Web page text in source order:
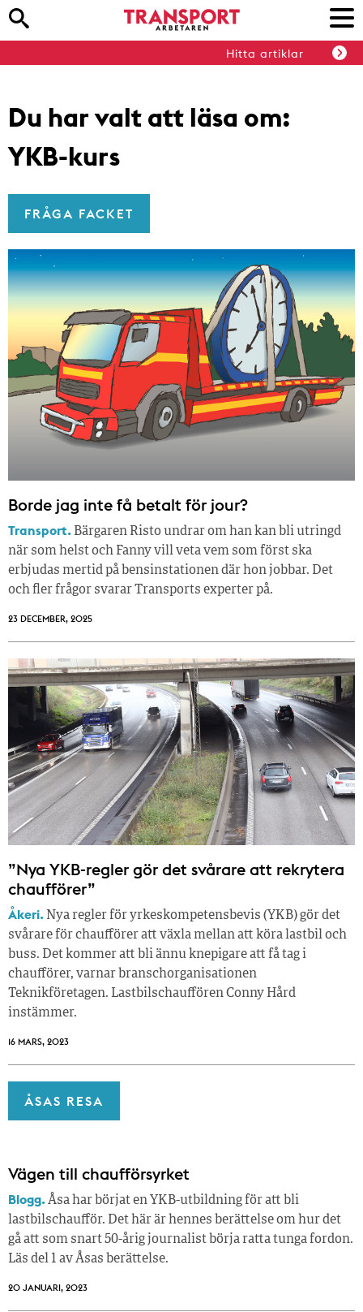
Hitta artiklar
Du har valt att läsa om:
YKB-kurs
FRÅGA FACKET
Borde jag inte få betalt för jour?
Transport. Bärgaren Risto undrar om han kan bli utringd
när som helst och Fanny vill veta vem som först ska
erbjudas mertid på bensinstationen där hon jobbar. Det
och fler frågor svarar Transports experter på.
23 DECEMBER, 2025
”Nya YKB-regler gör det svårare att rekrytera
chaufförer”
Åkeri. Nya regler för yrkeskompetensbevis (YKB) gör det
svårare för chaufförer att växla mellan att köra lastbil och
buss. Det kommer att bli ännu knepigare att få tag i
chaufförer, varnar branschorganisationen
Teknikföretagen. Lastbilschauffören Conny Hård
instämmer.
16 MARS, 2023
ÅSAS RESA
Vägen till chaufförsyrket
Blogg.Åsa har börjat en YKB-utbildning för att bli
lastbilschaufför. Det här är hennes berättelse om hur det
gå att som snart 50-årig journalist börja ratta tunga fordon.
Läs del 1 av Åsas berättelse.
20 JANUARI, 2023